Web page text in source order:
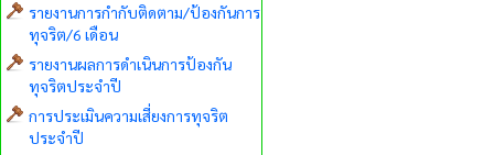
รายงานการกำกับติดตาม/ป้องกันการ
ทุจริต/6 เดือน
รายงานผลการดำเนินการป้องกัน
ทุจริตประจำปี
การประเมินความเสี่ยงการทุจริต
ประจำปี